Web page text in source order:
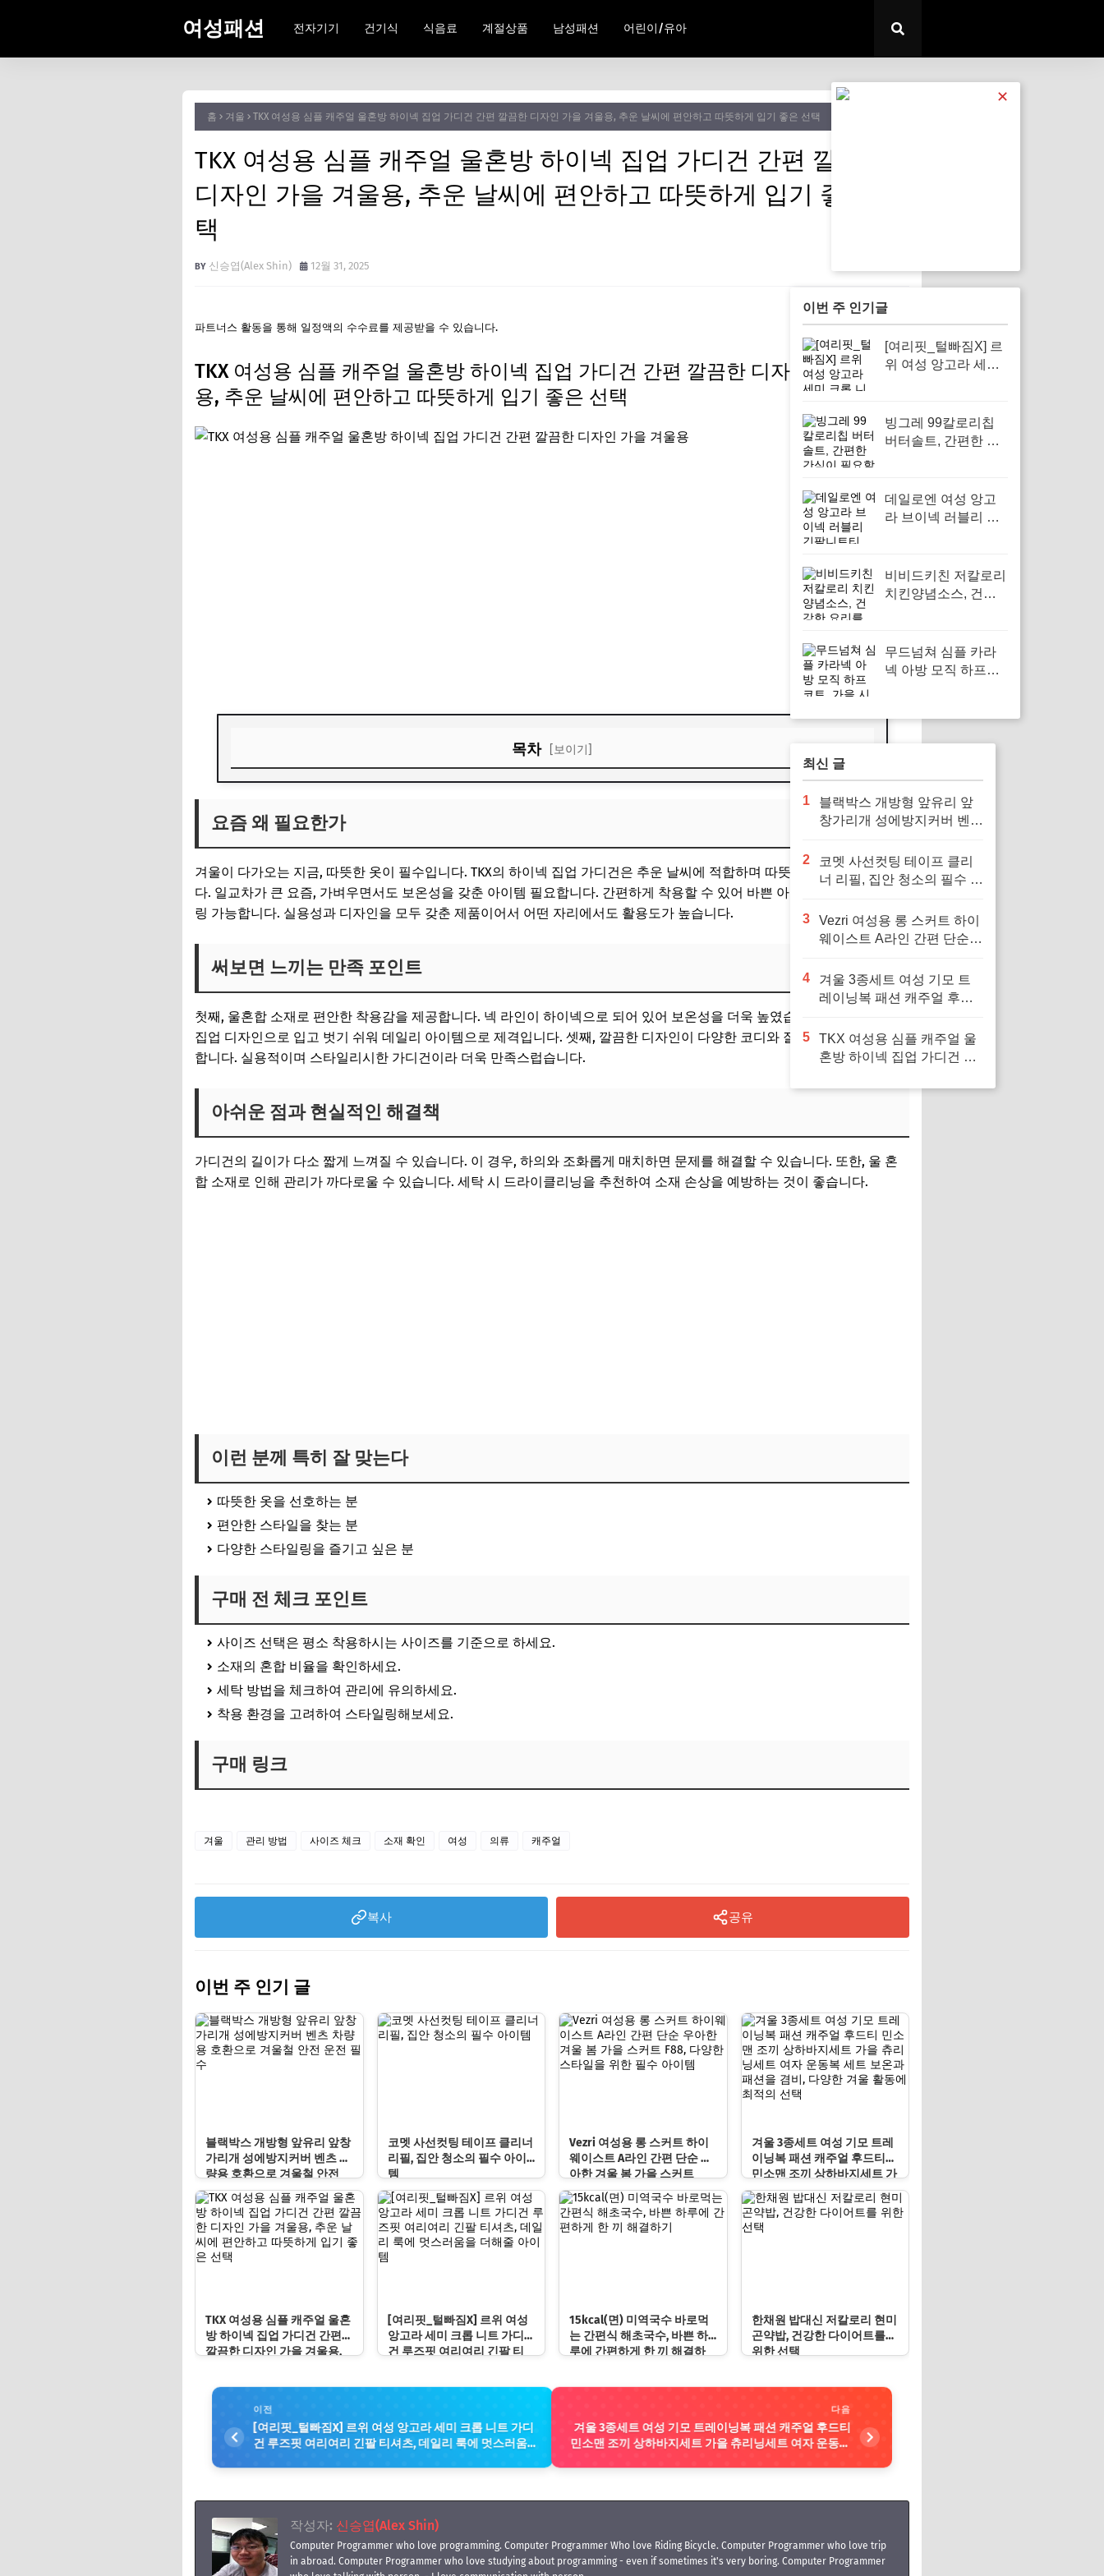
여성패션 전자기기 건기식 식음료 계절상품 남성패션 어린이/유아
홈 겨울 TKX 여성용 심플 캐주얼 울혼방 하이넥 집업 가디건 간편 깔끔한 디자인 가을 겨울용, 추운 날씨에 편안하고 따뜻하게 입기 좋은 선택
TKX 여성용 심플 캐주얼 울혼방 하이넥 집업 가디건 간편 깔끔한
디자인 가을 겨울용, 추운 날씨에 편안하고 따뜻하게 입기 좋은 선
택
신승엽(Alex Shin) 12월 31, 2025
파트너스 활동을 통해 일정액의 수수료를 제공받을 수 있습니다.
TKX 여성용 심플 캐주얼 울혼방 하이넥 집업 가디건 간편 깔끔한 디자인 가을 겨울
용, 추운 날씨에 편안하고 따뜻하게 입기 좋은 선택
목차 [보이기]
써보면 느끼는 만족 포인트
이런 분께 특히 잘 맞는다
구매 전 체크 포인트
요즘 왜 필요한가
겨울이 다가오는 지금, 따뜻한 옷이 필수입니다. TKX의 하이넥 집업 가디건은 추운 날씨에 적합하며 따뜻하게 몸을 감싸줍니
다. 일교차가 큰 요즘, 가벼우면서도 보온성을 갖춘 아이템 필요합니다. 간편하게 착용할 수 있어 바쁜 아침에도 쉽게 스타일
링 가능합니다. 실용성과 디자인을 모두 갖춘 제품이어서 어떤 자리에서도 활용도가 높습니다.
써보면 느끼는 만족 포인트
첫째, 울혼합 소재로 편안한 착용감을 제공합니다. 넥 라인이 하이넥으로 되어 있어 보온성을 더욱 높였습니다. 둘째, 간편한
집업 디자인으로 입고 벗기 쉬워 데일리 아이템으로 제격입니다. 셋째, 깔끔한 디자인이 다양한 코디와 잘 어울려 추천할 만
합니다. 실용적이며 스타일리시한 가디건이라 더욱 만족스럽습니다.
아쉬운 점과 현실적인 해결책
가디건의 길이가 다소 짧게 느껴질 수 있습니다. 이 경우, 하의와 조화롭게 매치하면 문제를 해결할 수 있습니다. 또한, 울 혼
합 소재로 인해 관리가 까다로울 수 있습니다. 세탁 시 드라이클리닝을 추천하여 소재 손상을 예방하는 것이 좋습니다.
이런 분께 특히 잘 맞는다
따뜻한 옷을 선호하는 분
편안한 스타일을 찾는 분
다양한 스타일링을 즐기고 싶은 분
구매 전 체크 포인트
사이즈 선택은 평소 착용하시는 사이즈를 기준으로 하세요.
소재의 혼합 비율을 확인하세요.
세탁 방법을 체크하여 관리에 유의하세요.
착용 환경을 고려하여 스타일링해보세요.
구매 링크
겨울 관리 방법 사이즈 체크 소재 확인 여성 의류 캐주얼
복사 공유
이번 주 인기 글
블랙박스 개방형 앞유리 앞창
가리개 성에방지커버 벤츠 차
량용 호환으로 겨울철 안전
운전 필수
코멧 사선컷팅 테이프 클리너
리필, 집안 청소의 필수 아이
템
Vezri 여성용 롱 스커트 하이
웨이스트 A라인 간편 단순 우
아한 겨울 봄 가을 스커트
F88, 다양한 스타일을 위한 필
수 아이템
겨울 3종세트 여성 기모 트레
이닝복 패션 캐주얼 후드티
민소맨 조끼 상하바지세트 가
을 츄리닝세트 여자 운동복
세트 보온과 패션을 겸비, 다
양한 겨울 활동에 최적의 선
택
TKX 여성용 심플 캐주얼 울혼
방 하이넥 집업 가디건 간편
깔끔한 디자인 가을 겨울용,
[여리핏_털빠짐X] 르위 여성
앙고라 세미 크롭 니트 가디
건 루즈핏 여리여리 긴팔 티
15kcal(면) 미역국수 바로먹
는 간편식 해초국수, 바쁜 하
루에 간편하게 한 끼 해결하
한채원 밥대신 저칼로리 현미
곤약밥, 건강한 다이어트를
위한 선택
이전
[여리핏_털빠짐X] 르위 여성 앙고라 세미 크롭 니트 가디
건 루즈핏 여리여리 긴팔 티셔츠, 데일리 룩에 멋스러움을
다음
겨울 3종세트 여성 기모 트레이닝복 패션 캐주얼 후드티
민소맨 조끼 상하바지세트 가을 츄리닝세트 여자 운동복
작성자: 신승엽(Alex Shin)
Computer Programmer who love programming. Computer Programmer Who love Riding Bicycle. Computer Programmer who love trip
in abroad. Computer Programmer who love studying about programming - even if sometimes it's very boring. Computer Programmer
✕
이번 주 인기글
[여리핏_털빠짐X] 르
위 여성 앙고라 세미
티셔츠, 데일리 룩에
멋스러움을 더해줄
빙그레 99칼로리칩
버터솔트, 간편한 간
데일로엔 여성 앙고
라 브이넥 러블리 긴
이템
비비드키친 저칼로리
치킨양념소스, 건강
무드넘쳐 심플 카라
넥 아방 모직 하프코
최신 글
1
블랙박스 개방형 앞유리 앞
창가리개 성에방지커버 벤츠
전 운전 필수
2
코멧 사선컷팅 테이프 클리
너 리필, 집안 청소의 필수 아
3
Vezri 여성용 롱 스커트 하이
웨이스트 A라인 간편 단순
F88, 다양한 스타일을 위한
필수 아이템
4
겨울 3종세트 여성 기모 트
레이닝복 패션 캐주얼 후드
트 가을 츄리닝세트 여자 운
동복 세트 보온과 패션을 겸
의 선택
5
TKX 여성용 심플 캐주얼 울
혼방 하이넥 집업 가디건 간
용, 추운 날씨에 편안하고 따